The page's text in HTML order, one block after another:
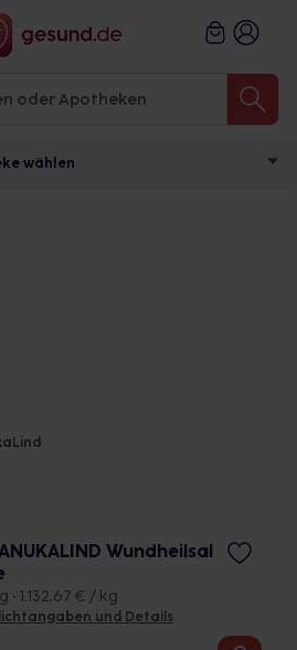
wählen
Wundheilsal
• 1.132,67 € / kg
und Details